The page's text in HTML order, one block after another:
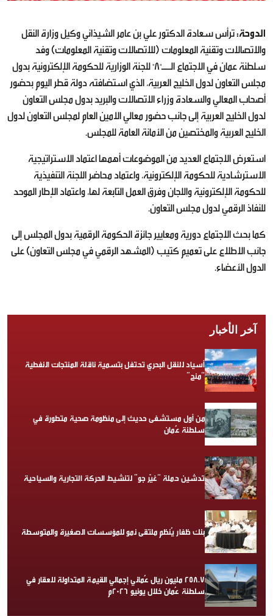
الدوحة:ترأس سعادة الدكتور علي بن عامر الشيذاني وكيل وزارة النقل
والاتصالات وتقنية المعلومات (للاتصالات وتقنية المعلومات) وفد
سلطنة عمان في ‎الاجتماع الــ"8" للجنة الوزارية للحكومة الإلكترونية بدول
مجلس التعاون لدول الخليج العربية‎، الذي استضافته دولة قطر اليوم بحضور
أصحاب المعالي والسعادة وزراء الاتصالات والبريد بدول مجلس التعاون
لدول الخليج العربية إلى جانب حضور معالي الامين العام لمجلس التعاون لدول
الخليج العربية والمختصين من الأمانة العامة للمجلس.
استعرض الاجتماع العديد من الموضوعات أهمها اعتماد الاستراتيجية
الاسترشادية للحكومة الإلكترونية، واعتماد محاضر اللجنة التنفيذية
للحكومة الإلكترونية واللجان وفرق العمل التابعة لها، واعتماد الإطار الموحد
للنفاذ الرقمي لدول مجلس التعاون.
كما بحث الاجتماع دورية ومعايير جائزة الحكومة الرقمية بدول المجلس إلى
جانب الاطلاع على تعميم كتيب (المشهد الرقمي في مجلس التعاون) على
الدول الأعضاء.
آخر الأخبار
أسياد للنقل البحري تحتفل بتسمية ناقلة المنتجات النفطية
“منح”
من أول مستشفى حديث إلى منظومة صحية متطورة في
سلطنة عُمان
تدشين حملة “غيّر جو” لتنشيط الحركة التجارية والسياحية
بنك ظفار يُنظم ملتقى نمو للمؤسسات الصغيرة والمتوسطة
258.7 مليون ريال عُماني إجمالي القيمة المتداولة للعقار في
سلطنة عُمان خلال يونيو 2026م